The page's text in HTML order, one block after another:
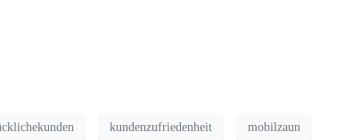
kundenzufriedenheit mobilzaun